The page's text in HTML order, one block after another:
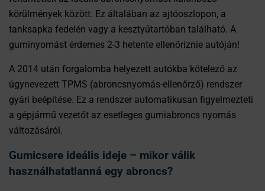
körülmények között. Ez általában az ajtóoszlopon, a
tanksapka fedelén vagy a kesztyűtartóban található. A
guminyomást érdemes 2-3 hetente ellenőriznie autóján!
A 2014 után forgalomba helyezett autókba kötelező az
úgynevezett TPMS (abroncsnyomás-ellenőrző) rendszer
gyári beépítése. Ez a rendszer automatikusan figyelmezteti
a gépjármű vezetőt az esetleges gumiabroncs nyomás
változásáról.
Gumicsere ideális ideje – mikor válik
használhatatlanná egy abroncs?